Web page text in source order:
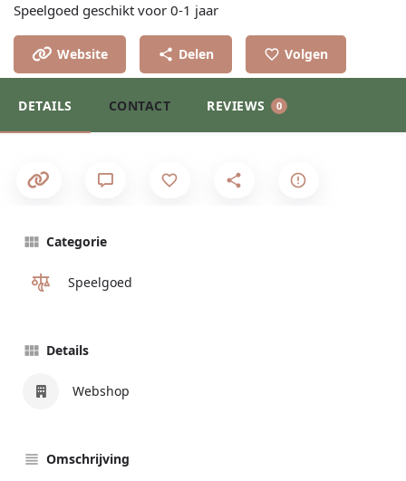
Speelgoed geschikt voor 0-1 jaar
Website Delen Volgen
DETAILS CONTACT REVIEWS 0
Categorie
Speelgoed
Details
Webshop
Omschrijving